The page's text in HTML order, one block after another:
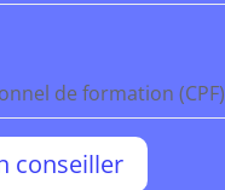
de formation (CPF)
conseiller